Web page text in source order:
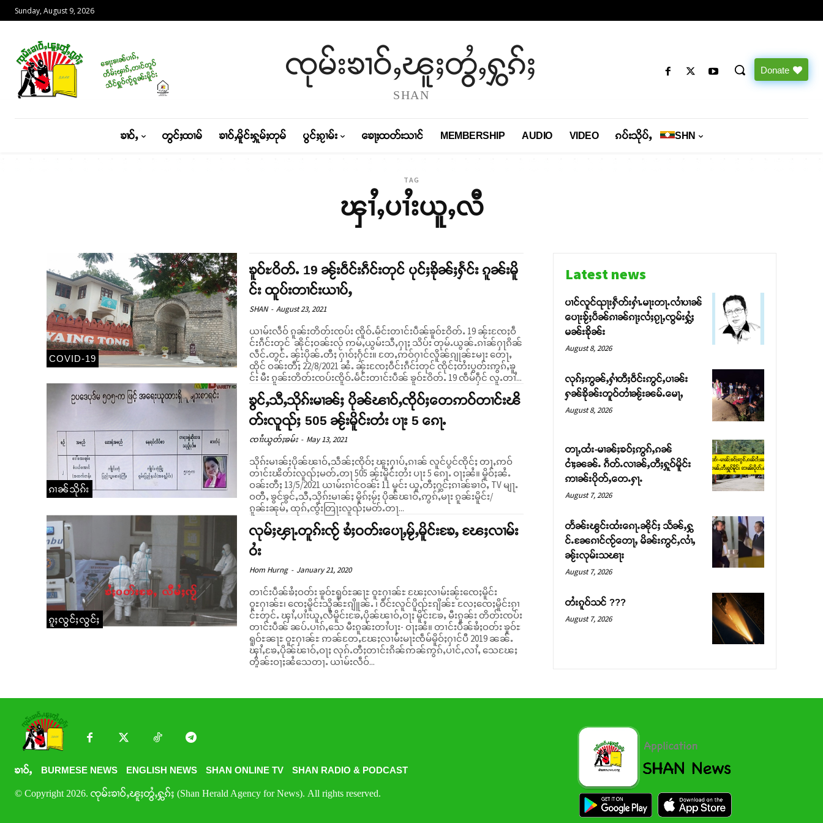
Sunday, August 9, 2026
ၸုမ်းၶၢဝ်ႇၽူႈတွႆႇႁွၵ်ႈ
SHAN
Donate
ၶၢဝ်ႇ တွင်ႈထၢမ် ၶၢဝ်ႇမိူင်းႁူမ်ႈတုမ် ပွင်ႈၵႂၢမ်း ၶေႃႈထတ်းသၢင် MEMBERSHIP AUDIO VIDEO ၵပ်းသိုပ်ႇ SHN
TAG
ၾၢႆႇပၢႆးယူႇလီ
COVID-19
ၶူဝ်ႊဝိတ်ႉ 19 ၼႂ်းဝဵင်းၵဵင်းတုင် ပုင်ႈၶိုၼ်ႈႁႅင်း ၵူၼ်းမိူ
င်း ထူပ်းတၢင်းယၢပ်ႇ
SHAN - August 23, 2021
ယၢမ်းလဵဝ် ၵူၼ်းတိတ်းၸပ်း ၸိူဝ်ႉမႅင်းတၢင်းပဵၼ်ၶူဝ်ႊဝိတ်ႉ 19 ၼႂ်းၸႄႈဝဵ
င်းၵဵင်းတုင် ၼိုင်ႈဝၼ်းလႂ် ဢမ်ႇယွမ်းသီႇႁႃႈ သိပ်း တုမ်ႉယွၼ်ႉၵၢၼ်ႁႃၵိၼ်
လဵင်ႉတွင်ႉ ၼႂ်းပိုၼ်ႉတီႈ ႁၢဝ်ႈႁႅင်း။ တႄႇဢဝ်ႁၢင်လိူၼ်ၵျုၼ်ႊမႃး တေႃႇ
ထိုင် ဝၼ်းတီႈ 22/8/2021 ၼႆႉ ၼႂ်းၸႄႈဝဵင်းၵဵင်းတုင် ၸိုင်ႈတႆးပွတ်းဢွၵ်ႇၶူ
င်း မီး ၵူၼ်းတိတ်းၸပ်းၸိူဝ်ႉမႅင်းတၢင်းပဵၼ် ၶူဝ်ႊဝိတ်ႉ 19 ၸဵမ်ႁဵင် လူႉတၢႆ...
ၵၢၼ်သိုၵ်း
ၶွင်ႇသီႇသိုၵ်းမၢၼ်ႈ ပိုၼ်ၽၢဝ်ႇၸိုဝ်ႈတေဢဝ်တၢင်းၽိ
တ်းလူၺ်ႈ 505 ၼႂ်းမိူင်းတႆး ပႃး 5 ၵေႃႉ
ၸၢႆးယွတ်ႈၶမ်း - May 13, 2021
သိုၵ်းမၢၼ်ႈပိုၼ်ၽၢဝ်ႇသဵၼ်ႈၸိုဝ်ႈ ၽူႈႁၢပ်ႇၵၢၼ် လူင်ပွင်ၸိုင်ႈ တႃႇဢဝ်
တၢင်းၽိတ်းလူၺ်ႈမတ်ႉတႃ 505 ၼႂ်းမိူင်းတႆး ပႃး 5 ၵေႃႉ ဝႃႈၼႆ။ မိူဝ်ႈၼႆႉ
ဝၼ်းတီႈ 13/5/2021 ယၢမ်းၵၢင်ဝၼ်း 11 မူင်း ယူႇတီႈႁွင်ႈၵၢၼ်ၶၢဝ်ႇ TV မျႃႉ
ဝတီႇ ၶွင်ၶွင်ႇသီႇသိုၵ်းမၢၼ်ႈ မိူၵ်ႈမႂ်ႈ ပိုၼ်ၽၢဝ်ႇဢွၵ်ႇမႃး ၵူၼ်းမိူင်း/
ၵူၼ်းၼုမ်ႇ ထုၵ်ႇၸွႆးတြႃးလူၺ်ႈမတ်ႉတႃ...
ၵူႈလွင်ႈလွင်ႈ
လုမ်ႈၾႃႉတူၵ်းၸႂ် ၶႆႈဝတ်းပေႃႇမႂ်ႇမိူင်းၶႄႇ ၽႄႈလၢမ်း
ဝႆး
Hom Hurng - January 21, 2020
တၢင်းပဵၼ်ၶႆႈဝတ်း ၶူဝ်ႊရူဝ်ႊၼႃႊ ဝူႊႁၢၼ်ႊ ၽႄႈလၢမ်းၼႂ်းၸေႈမိူင်း
ဝူႊႁၢၼ်ႊ၊ ၸေႈမိူင်းသိူၼ်ႊၵျိူၼ်ႉ ၊ ဝဵင်းလူင်ပိူၺ်ႊၵျိၼ်ႊ လႄႈၸေႈမိူင်းၵႂၢ
င်ႊတုင်ႉ ၾၢႆႇပၢႆးယူႇလီမိူင်းၶႄႇပိုၼ်ၽၢဝ်ႇဝႃႈ မိူင်းၶႄႇ မီးၵူၼ်း တိတ်းၸပ်း
တၢင်းပဵၼ် ၼပ်ႉပၢၵ်ႇသေ မီးၵူၼ်းတၢႆပႃး- ဝႃႈၼႆ။ တၢင်းပဵၼ်ၶႆႈဝတ်း ၶူဝ်ႊ
ရူဝ်ႊၼႃႊ ဝူႊႁၢၼ်ႊ ဢၼ်တႄႇၽႄႈလၢမ်းမႃးၸဵမ်မိူဝ်ႈႁၢင်ပီ 2019 ၼၼ်ႉ
ၾၢႆႇၶႄႇပိုၼ်ၽၢဝ်ႇဝႃႈ လုၵ်ႉတီႈတၢင်းၵိၼ်ဢၼ်ဢွၵ်ႇပၢင်ႇလၢႆႇ သေၽႄႈ
တိူၼ်းဝႃႈၼႆသေတႃႉ ယၢမ်းလဵဝ်...
Latest news
ပၢင်လူင်ၺႃးႁဵတ်းႁၢႆႉမႃးတႃႉလၢႆပၢၼ် ​​
ပေႃးၶႂ်ႈပဵၼ်ၵၢၼ်ၵႃႈလႆႈၵႂႃႇၸွမ်းႁွႆႈ
မၼ်းၶိုၼ်း
August 8, 2026
လုၵ်ႈဢွၼ်ႇႁၢႆတီႈဝဵင်းဢွင်ႇပၢၼ်း
ႁၼ်ၶိုၼ်းတူဝ်တၢႆၼႂ်းၼမ်ႉမေႃႇ
August 8, 2026
တႃႇထႆး-မၢၼ်ႈၶဝ်ႈဢွၵ်ႇၵၼ်
ငၢႆႈၼၼ်ႉ ၵဵတ်ႉလၢၼ်ႇတီႈႁူဝ်မိူင်း
ဢၢၼ်းပိုတ်ႇတေႉႁႃႉ
August 7, 2026
တႅၼ်းၽွင်းထႆးၵေႃႉၼိုင်ႈ သႅၼ်ႇႁွ
င်ႉၼႄၵၢင်ၸႂ်တေႃႇ မိၼ်းဢွင်ႇလၢႆႇ
ၼႂ်းလုမ်းသၽႃး
August 7, 2026
တႆးၵူဝ်သင် ???
August 7, 2026
ၶၢဝ်ႇ BURMESE NEWS ENGLISH NEWS SHAN ONLINE TV SHAN RADIO & PODCAST
© Copyright 2026. ၸုမ်းၶၢဝ်ႇၽူႈတွႆႇႁွၵ်ႈ (Shan Herald Agency for News). All rights reserved.